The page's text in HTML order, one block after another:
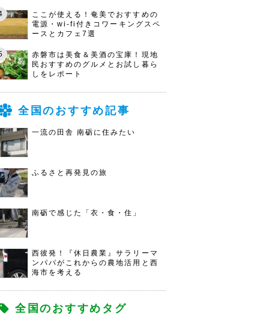
ここが使える！奄美でおすすめの
電源・wi-fi付きコワーキングスペ
ースとカフェ7選
赤磐市は美食＆美酒の宝庫！現地
民おすすめのグルメとお試し暮ら
しをレポート
全国のおすすめ記事
一流の田舎 南砺に住みたい
ふるさと再発見の旅
南砺で感じた「衣・食・住」
西彼発！『休日農業』サラリーマ
ンパパがこれからの農地活用と西
海市を考える
全国のおすすめタグ